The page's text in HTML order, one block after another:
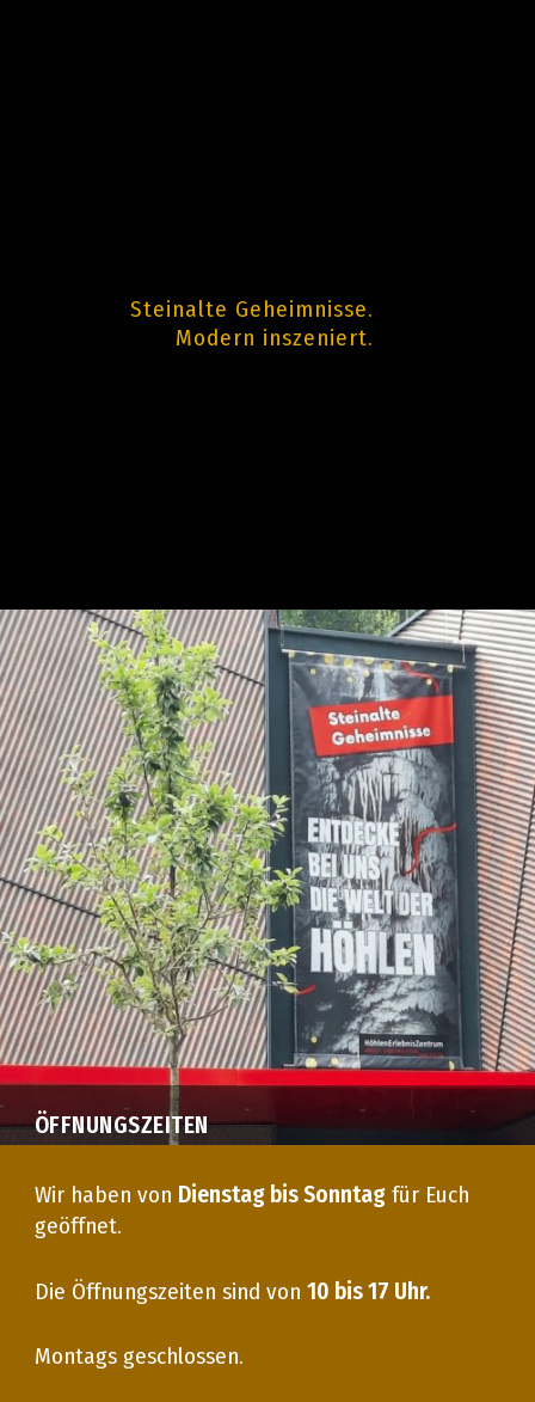
Steinalte Geheimnisse.
Modern inszeniert.
ÖFFNUNGSZEITEN
Wir haben von Dienstag bis Sonntagfür Euch
geöffnet.
Die Öffnungszeiten sind von 10 bis 17 Uhr.
Montags geschlossen.